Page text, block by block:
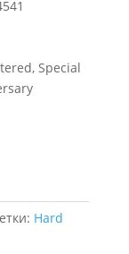
Special
Hard